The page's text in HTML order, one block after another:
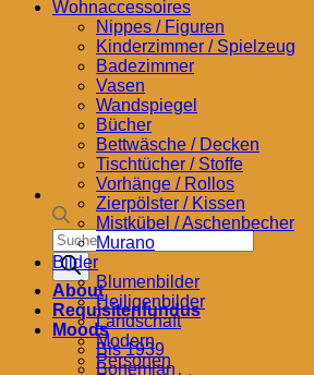
Products
search
About
Requisitenfundus
Moods
Bis 1939
Bohemian
Wohnaccessoires
Nippes / Figuren
Kinderzimmer / Spielzeug
Badezimmer
Vasen
Wandspiegel
Bücher
Bettwäsche / Decken
Tischtücher / Stoffe
Vorhänge / Rollos
Zierpölster / Kissen
Mistkübel / Aschenbecher
Murano
Bilder
Blumenbilder
Heiligenbilder
Landschaft
Modern
Personen